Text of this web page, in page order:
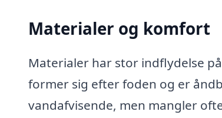
Materialer og komfort
Materialer har stor indflydelse
former sig efter foden og er
vandafvisende, men mangler